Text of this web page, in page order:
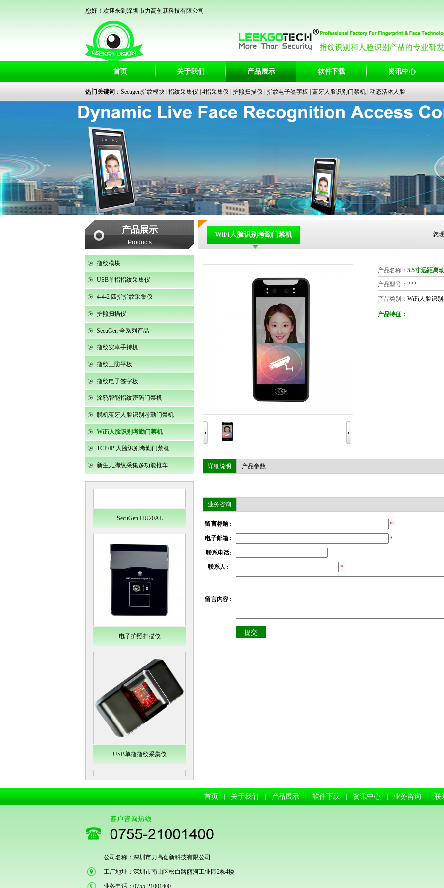
您好！欢迎来到深圳市力高创新科技有限公司
首页 关于我们 产品展示 软件下载 资讯中心
热门关键词 ： Secugen指纹模块 指纹采集仪 4指采集仪 护照扫描仪 指纹电子签字板 蓝牙人脸识别门禁机 动态活体人脸
识别平板机||
产品展示
Products
指纹模块
USB单指指纹采集仪
4-4-2 四指指纹采集仪
护照扫描仪
SecuGen 全系列产品
指纹安卓手持机
指纹三防平板
指纹电子签字板
涂鸦智能指纹密码门禁机
脱机蓝牙人脸识别考勤门禁机
WiFi人脸识别考勤门禁机
TCP/IP 人脸识别考勤门禁机
新生儿脚纹采集多功能推车
SecuGenHU30
SecuGen HU20AL
电子护照扫描仪
USB单指指纹采集仪
Secugen OEM LKG-FSU2...
WiFi人脸识别考勤门禁机 您
产品名称： 5.5寸远距离
产品型号：222
产品类别： WiFi人脸识
产品特征：
详细说明 产品参数
业务咨询
留言标题 :
*
电子邮箱 :
*
联系电话:
联系人 : *
留言内容 :
首页 关于我们 产品展示 软件下载 资讯中心 业务咨询 联
公司名称：深圳市力高创新科技有限公司
工厂地址：深圳市南山区松白路丽河工业园2栋4楼
业务电话：0755-21001400